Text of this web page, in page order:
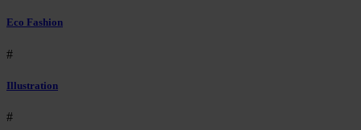
Eco Fashion
#
Illustration
#